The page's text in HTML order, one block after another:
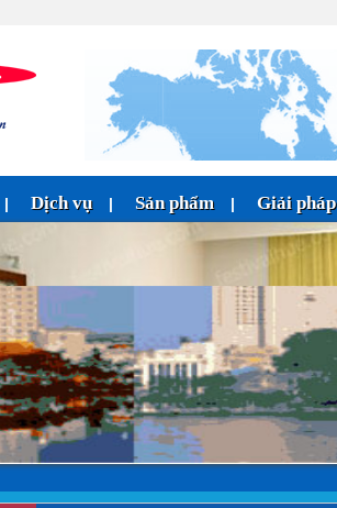
| Dịch vụ | Sản phẩm | Giải pháp